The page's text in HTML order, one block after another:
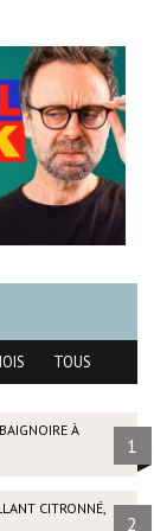
TOUS
À
1
CITRONNÉ,
2